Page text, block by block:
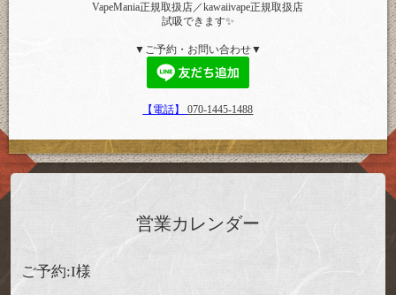
VapeMania正規取扱店／kawaiivape正規取扱店
試吸できます✨
▼ご予約・お問い合わせ▼
【電話】070-1445-1488
営業カレンダー
ご予約:I様